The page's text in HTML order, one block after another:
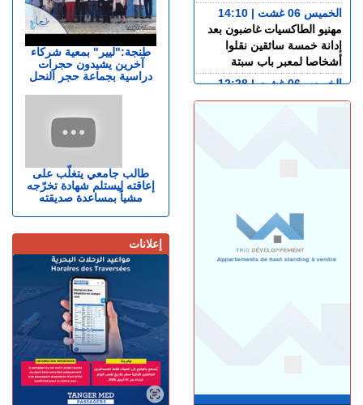
طنجة:"ليير" بمعية شركاء
آخرين يشيدون حجرات
دراسية بجماعة حجر النحل
طالب جامعي يتغلّب على
إعاقته ليستلم شهادة تخرّجه
مشياً بمساعدة صديقته
إعلانات
الخميس 06 غشت | 14:10
مهنيو الطاكسيات غاضبون بعد
إدانة خمسة سائقين نقلوا
أشخاصا لمعبر باب سبتة
الخميس 06 غشت | 12:28
بيان توضيحي.. مندوبية السجون
إسبانيا.. القضاء يحقق في عدم
الجماعي إلى سبتة
في تخصصات مختلفة.. المختبر
الفنيدق.. الدرك الملكي يطيح
بمتورطين في التحريض على
الهجرة غير الشرعية
حيلة جديدة.. معطيات أمنية